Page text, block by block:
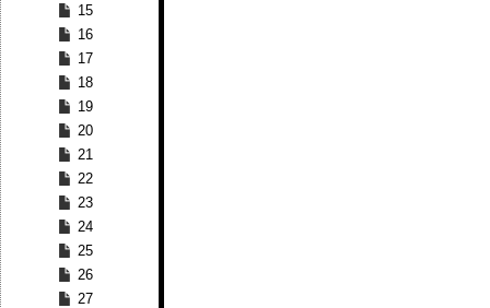
15
16
17
18
19
20
21
22
23
24
25
26
27